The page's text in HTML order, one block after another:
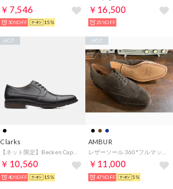
￥7,546
30%OFF 15%
￥16,500
25%OFF
Clarks
￥10,560
HOT
40%OFF 15%
AMBUR
￥11,000
HOT
47%OFF 5%